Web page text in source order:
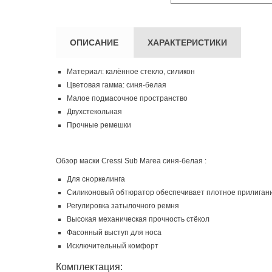
ОПИСАНИЕ ХАРАКТЕРИСТИКИ
Материал: калённое стекло, силикон
Цветовая гамма: синя-белая
Малое подмасочное пространство
Двухстекольная
Прочные ремешки
Обзор маски Cressi Sub Marea синя-белая :
Для сноркелинга
Силиконовый обтюратор обеспечивает плотное
Регулировка затылочного ремня
Высокая механическая прочность стёкол
Фасонный выступ для носа
Исключительный комфорт
Комплектация: